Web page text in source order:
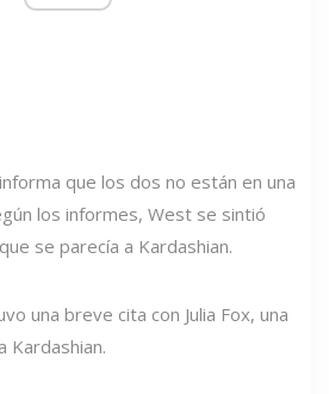
informa que los dos no están en una
los informes, West se sintió
se parecía a Kardashian.
una breve cita con Julia Fox, una
Kardashian.